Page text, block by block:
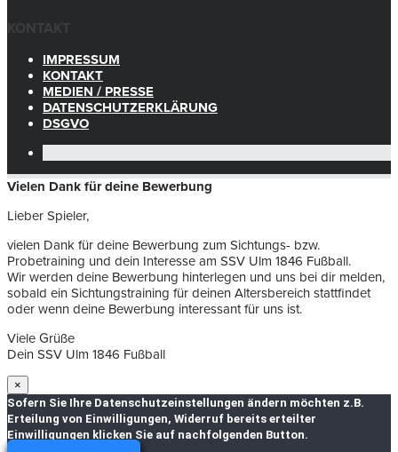
KONTAKT
IMPRESSUM
KONTAKT
MEDIEN / PRESSE
DATENSCHUTZERKLÄRUNG
DSGVO
Vielen Dank für deine Bewerbung
Lieber Spieler,
vielen Dank für deine Bewerbung zum Sichtungs- bzw.
Probetraining und dein Interesse am SSV Ulm 1846 Fußball.
Wir werden deine Bewerbung hinterlegen und uns bei dir melden,
sobald ein Sichtungstraining für deinen Altersbereich stattfindet
oder wenn deine Bewerbung interessant für uns ist.
Viele Grüße
Dein SSV Ulm 1846 Fußball
×
Sofern Sie Ihre Datenschutzeinstellungen ändern möchten z.B.
Erteilung von Einwilligungen, Widerruf bereits erteilter
Einwilligungen klicken Sie auf nachfolgenden Button.